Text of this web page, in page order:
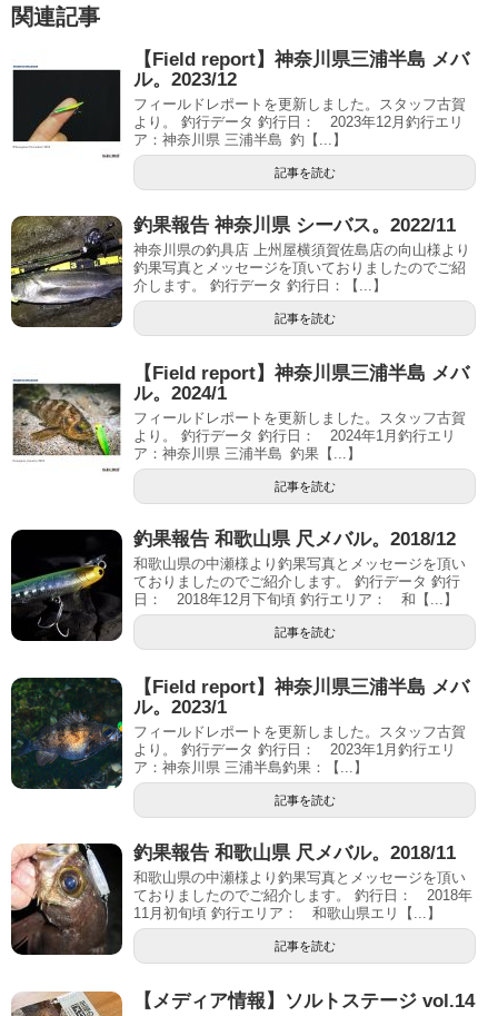
関連記事
【Field report】神奈川県三浦半島 メバ
ル。2023/12
フィールドレポートを更新しました。スタッフ古賀
より。 釣行データ 釣行日： 2023年12月釣行エリ
ア：神奈川県 三浦半島 釣【...】
記事を読む
釣果報告 神奈川県 シーバス。2022/11
神奈川県の釣具店 上州屋横須賀佐島店の向山様より
釣果写真とメッセージを頂いておりましたのでご紹
介します。 釣行データ 釣行日：【...】
記事を読む
【Field report】神奈川県三浦半島 メバ
ル。2024/1
フィールドレポートを更新しました。スタッフ古賀
より。 釣行データ 釣行日： 2024年1月釣行エリ
ア：神奈川県 三浦半島 釣果【...】
記事を読む
釣果報告 和歌山県 尺メバル。2018/12
和歌山県の中瀬様より釣果写真とメッセージを頂い
ておりましたのでご紹介します。 釣行データ 釣行
日： 2018年12月下旬頃 釣行エリア： 和【...】
記事を読む
【Field report】神奈川県三浦半島 メバ
ル。2023/1
フィールドレポートを更新しました。スタッフ古賀
より。 釣行データ 釣行日： 2023年1月釣行エリ
ア：神奈川県 三浦半島釣果：【...】
記事を読む
釣果報告 和歌山県 尺メバル。2018/11
和歌山県の中瀬様より釣果写真とメッセージを頂い
ておりましたのでご紹介します。 釣行日： 2018年
11月初旬頃 釣行エリア： 和歌山県エリ【...】
記事を読む
【メディア情報】ソルトステージ vol.14